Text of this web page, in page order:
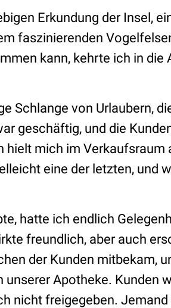
Erkundung der Insel,
faszinierenden
kann, kehrte ich in die
Schlange von Urlaubern,
geschäftig, und die
hielt mich im Verkaufsraum
eine der letzten, und
hatte ich endlich
freundlich, aber auch
der Kunden mitbekam,
Apotheke. Kunden
nicht freigegeben.